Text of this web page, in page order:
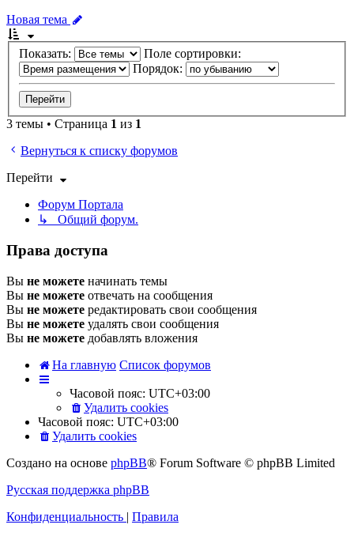
Новая тема
Показать:
Поле сортировки:
Порядок:
3 темы • Страница 1 из 1
Вернуться к списку форумов
Перейти
Форум Портала
↳ Общий форум.
Права доступа
Вы не можете начинать темы
Вы не можете отвечать на сообщения
Вы не можете редактировать свои сообщения
Вы не можете удалять свои сообщения
Вы не можете добавлять вложения
На главную Список форумов
Часовой пояс: UTC+03:00
Удалить cookies
Часовой пояс: UTC+03:00
Удалить cookies
Создано на основе phpBB® Forum Software © phpBB Limited
Русская поддержка phpBB
Конфиденциальность | Правила